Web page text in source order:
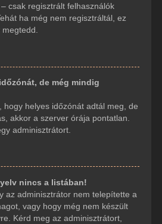
csak regisztrált felhasználók
ha még nem regisztráltál, ez
de még mindig
hogy helyes időzónát adtál meg, de
akkor a szerver órája pontatlan.
adminisztrátort.
nincs a listában!
az adminisztrátor nem telepítette a
vagy hogy még nem készült
Kérd meg az adminisztrátort,